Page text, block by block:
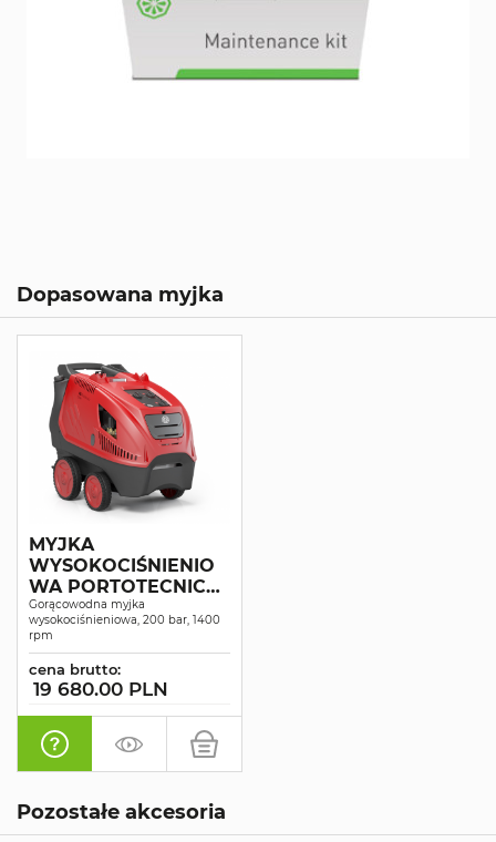
Dopasowana myjka
MYJKA
WYSOKOCIŚNIENIO
WA PORTOTECNICA
GALAX-H4 D2017P4T
Gorącowodna myjka
wysokociśnieniowa, 200 bar, 1400
rpm
cena brutto:
19 680.00 PLN
Pozostałe akcesoria